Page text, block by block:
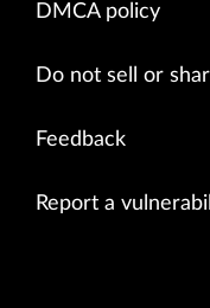
DMCA policy
Do not sell or
Feedback
Report a